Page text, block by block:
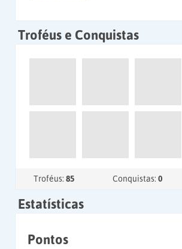
Troféus e Conquistas
Troféus: 85 Conquistas: 0
Estatísticas
Pontos